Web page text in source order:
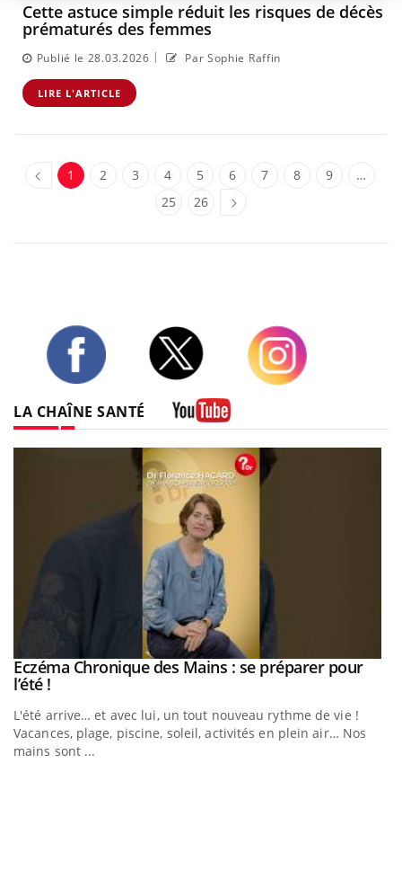
Cette astuce simple réduit les risques de décès
prématurés des femmes
Publié le 28.03.2026 | Par Sophie Raffin
LIRE L'ARTICLE
1 2 3 4 5 6 7 8 9
…
25
26
LA CHAÎNE SANTÉ
Youtube
Eczéma Chronique des Mains : se préparer pour
l’été !Youtube
L'été arrive… et avec lui, un tout nouveau rythme de vie !
Vacances, plage, piscine, soleil, activités en plein air… Nos
mains sont ...